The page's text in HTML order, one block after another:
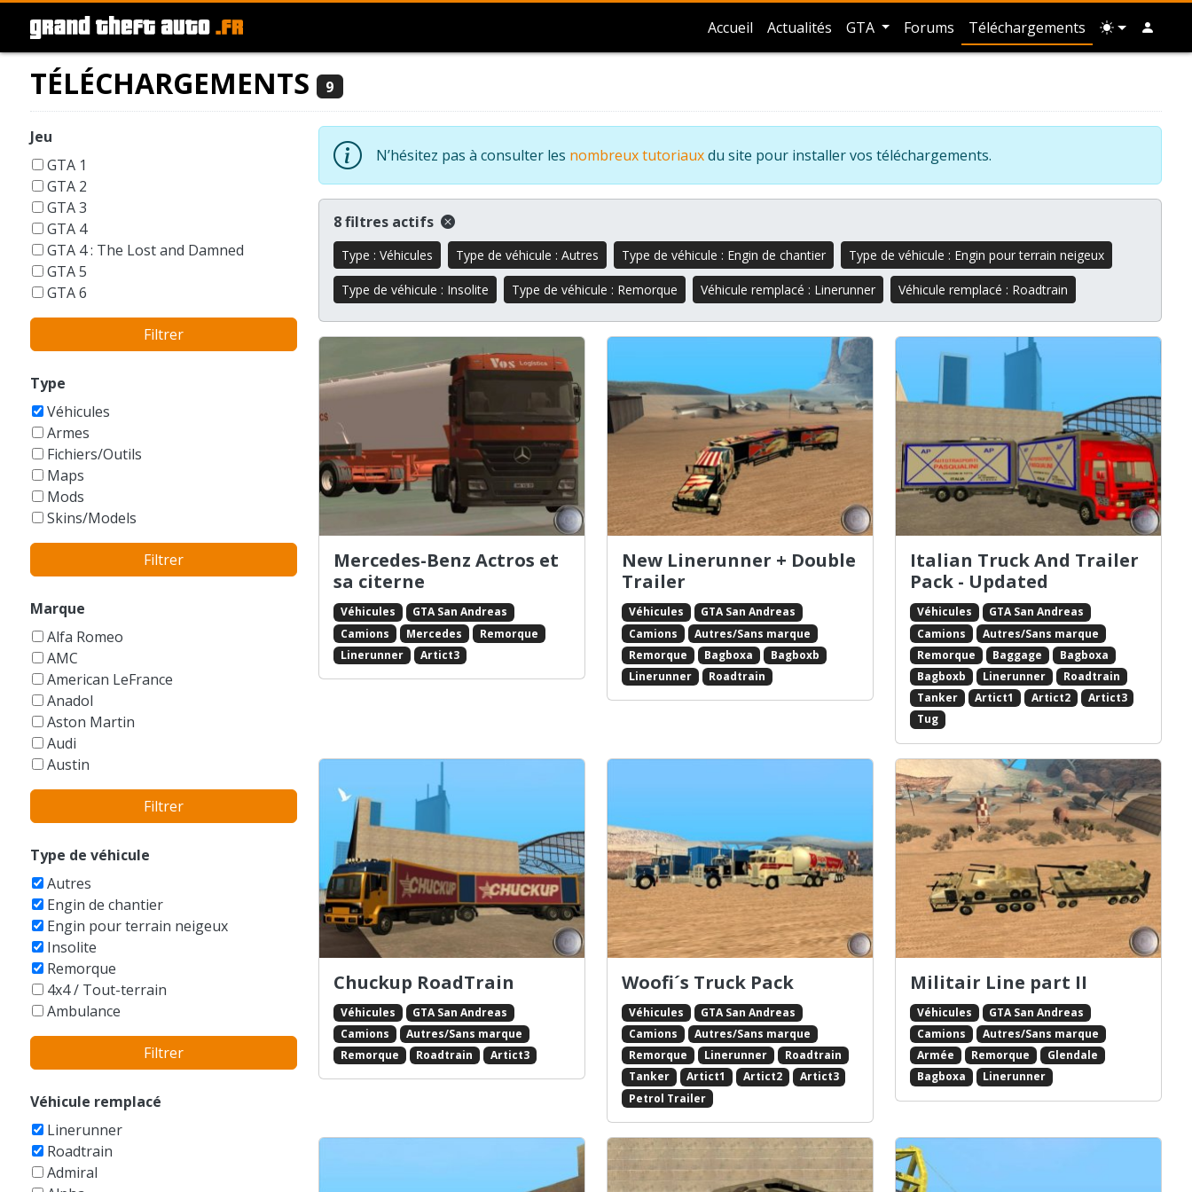
Accueil Actualités GTA Forums Téléchargements
TÉLÉCHARGEMENTS 9
Jeu
GTA 1
GTA 2
GTA 3
GTA 4
GTA 4 : The Lost and Damned
GTA 5
GTA 6
GTA Liberty City Stories
GTA London 1969
GTA San Andreas
GTA Vice City
Filtrer
Type
Véhicules
Armes
Fichiers/Outils
Maps
Mods
Skins/Models
Filtrer
Marque
Alfa Romeo
AMC
American LeFrance
Anadol
Aston Martin
Audi
Austin
Autres/Sans marque
BMW
Bobcat
Bucegi
Buell
Bugatti
Buick
Cadillac
Caterham
Caterpillar
Champion
Chrysler
Citroen
Dacia
Daewoo
Filtrer
Type de véhicule
Autres
Engin de chantier
Engin pour terrain neigeux
Insolite
Remorque
4x4 / Tout-terrain
Ambulance
Armée
Auto-tamponneuse
Avions
Balayeuse
Berline
Bicyclettes
Break
Filtrer
Véhicule remplacé
Linerunner
Roadtrain
Admiral
N’hésitez pas à consulter les nombreux tutoriauxdu site pour installer vos téléchargements.
8 filtres actifs
Type : Véhicules Type de véhicule : Autres Type de véhicule : Engin de chantier Type de véhicule : Engin pour terrain neigeux
Type de véhicule : Insolite Type de véhicule : Remorque Véhicule remplacé : Linerunner Véhicule remplacé : Roadtrain
Mercedes-Benz Actros et
sa citerne
Véhicules
GTA San Andreas
Camions
Mercedes
Remorque
Linerunner
Artict3
New Linerunner + Double
Trailer
Véhicules
GTA San Andreas
Camions
Autres/Sans marque
Remorque
Bagboxa
Bagboxb
Linerunner
Roadtrain
Italian Truck And Trailer
Pack - Updated
Véhicules
GTA San Andreas
Camions
Autres/Sans marque
Remorque
Baggage
Bagboxa
Bagboxb
Linerunner
Roadtrain
Tanker
Artict1 Artict2
Artict3
Tug
Chuckup RoadTrain
Véhicules
GTA San Andreas
Camions
Autres/Sans marque
Remorque
Roadtrain Artict3
Woofi´s Truck Pack
Véhicules
GTA San Andreas
Camions
Autres/Sans marque
Remorque
Linerunner
Roadtrain
Tanker
Artict1 Artict2
Artict3
Petrol Trailer
Militair Line part II
Véhicules
GTA San Andreas
Camions
Autres/Sans marque
Armée
Remorque
Glendale
Bagboxa
Linerunner